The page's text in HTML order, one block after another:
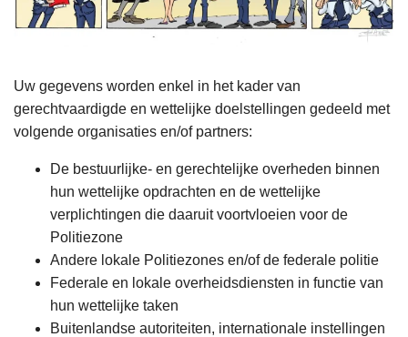
Uw gegevens worden enkel in het kader van
gerechtvaardigde en wettelijke doelstellingen gedeeld met
volgende organisaties en/of partners:
De bestuurlijke- en gerechtelijke overheden binnen
hun wettelijke opdrachten en de wettelijke
verplichtingen die daaruit voortvloeien voor de
Politiezone
Andere lokale Politiezones en/of de federale politie
Federale en lokale overheidsdiensten in functie van
hun wettelijke taken
Buitenlandse autoriteiten, internationale instellingen